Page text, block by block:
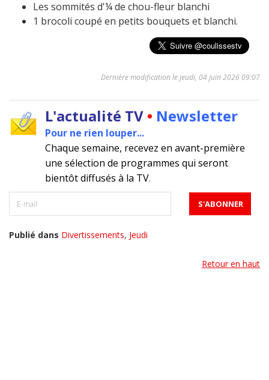
Les sommités d'¼ de chou-fleur blanchi
1 brocoli coupé en petits bouquets et blanchi.
Dernière modification le jeudi, 04 juin 2026 09:07
L'actualité TV • Newsletter
Pour ne rien louper...
Chaque semaine, recevez en avant-première
une sélection de programmes qui seront
bientôt diffusés à la TV.
Publié dans Divertissements, Jeudi
Retour en haut